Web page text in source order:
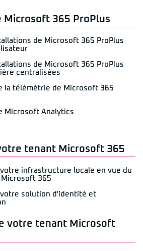
Microsoft 365 ProPlus
de Microsoft 365 ProPlus
de Microsoft 365 ProPlus
centralisées
la télémétrie de Microsoft 365
Microsoft Analytics
tenant Microsoft 365
infrastructure locale en vue du
365
solution d'identité et
votre tenant Microsoft